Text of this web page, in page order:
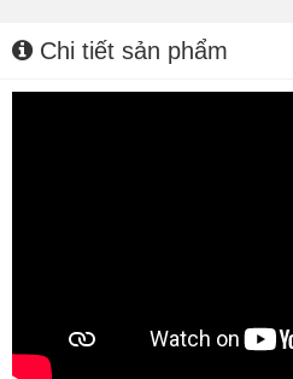
Chi tiết sản phẩm